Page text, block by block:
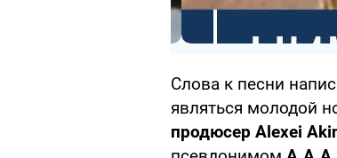
Слова к песни
являться молодой
продюсер Alexei